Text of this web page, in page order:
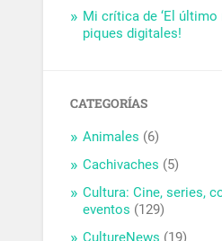
Mi crítica de ‘El último
piques digitales!
CATEGORÍAS
Animales (6)
Cachivaches (5)
Cultura: Cine, series,
eventos (129)
CultureNews (19)